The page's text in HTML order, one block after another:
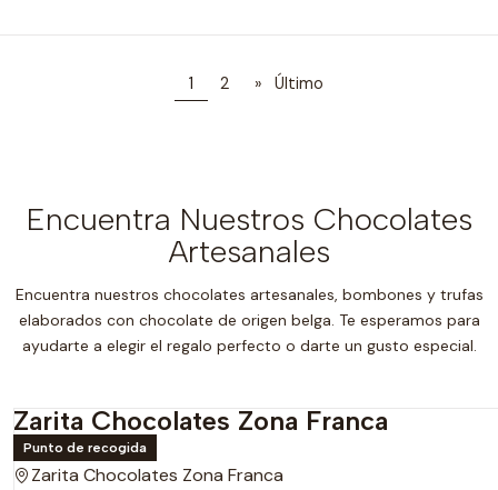
1 2 » Último
Encuentra Nuestros Chocolates
Artesanales
Encuentra nuestros chocolates artesanales, bombones y trufas
elaborados con chocolate de origen belga. Te esperamos para
ayudarte a elegir el regalo perfecto o darte un gusto especial.
Zarita Chocolates Zona Franca
Punto de recogida
Zarita Chocolates Zona Franca